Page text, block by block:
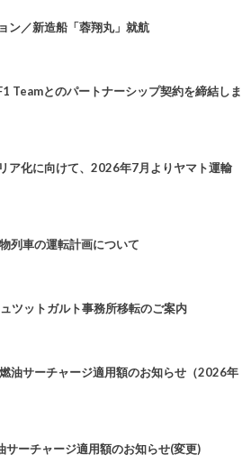
ン／新造船「蓉翔丸」就航
Teamとのパートナーシップ契約を締結しま
ア化に向けて、2026年7月よりヤマト運輸
列車の運転計画について
ツットガルト事務所移転のご案内
油サーチャージ適用額のお知らせ（2026年
ーチャージ適用額のお知らせ(変更)